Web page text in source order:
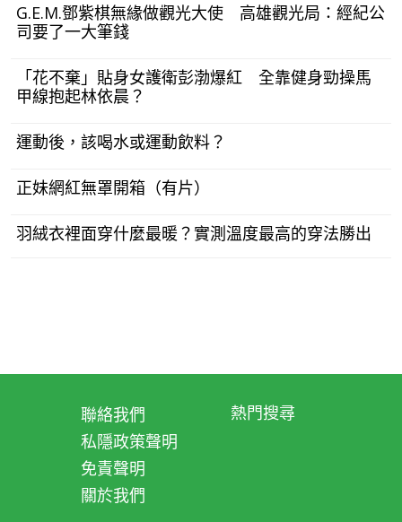
G.E.M.鄧紫棋無緣做觀光大使 高雄觀光局：經紀公
司要了一大筆錢
「花不棄」貼身女護衛彭渤爆紅 全靠健身勁操馬
甲線抱起林依晨？
運動後，該喝水或運動飲料？
正妹網紅無罩開箱（有片）
羽絨衣裡面穿什麼最暖？實測溫度最高的穿法勝出
聯絡我們
私隱政策聲明
免責聲明
關於我們
熱門搜尋